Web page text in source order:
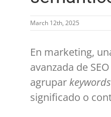
March 12th, 2025
En marketing,
avanzada de
agruparkeywords
significado o